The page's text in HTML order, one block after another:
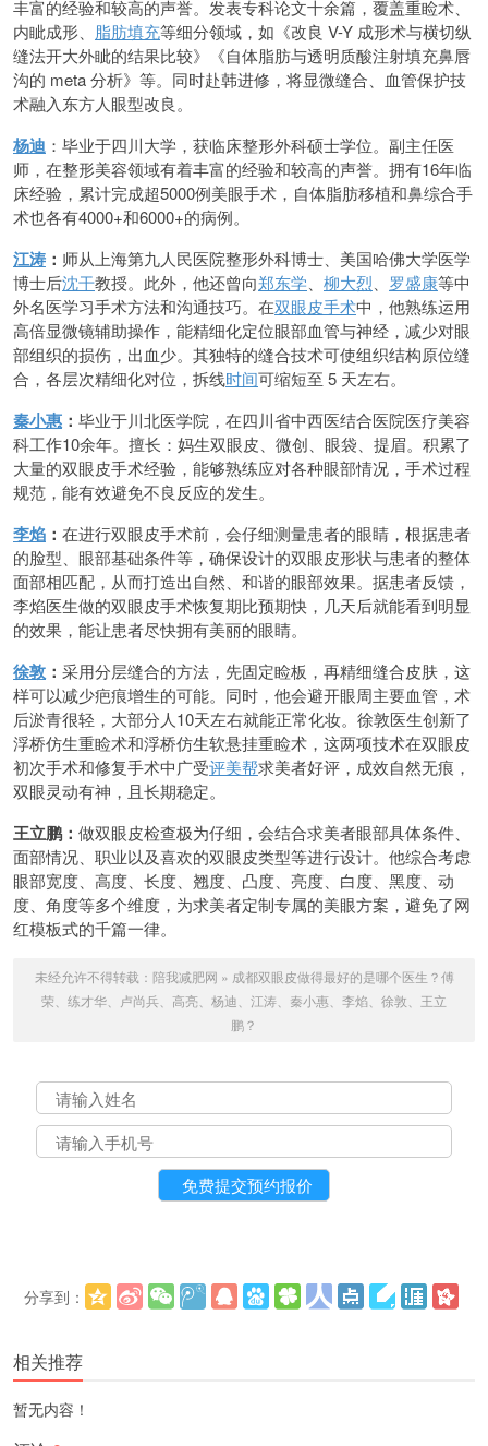
丰富的经验和较高的声誉。发表专科论文十余篇，覆盖重睑术、
内眦成形、 脂肪填充等细分领域，如《改良 V-Y 成形术与横切纵
缝法开大外眦的结果比较》《自体脂肪与透明质酸注射填充鼻唇
沟的 meta 分析》等。同时赴韩进修，将显微缝合、血管保护技
术融入东方人眼型改良。
杨迪 ：毕业于四川大学，获临床整形外科硕士学位。副主任医
师，在整形美容领域有着丰富的经验和较高的声誉。拥有16年临
床经验，累计完成超5000例美眼手术，自体脂肪移植和鼻综合手
术也各有4000+和6000+的病例。
江涛 ： 师从上海第九人民医院整形外科博士、美国哈佛大学医学
博士后沈干教授。此外，他还曾向郑东学 柳大烈 罗盛康等中
外名医学习手术方法和沟通技巧。在双眼皮手术中，他熟练运用
高倍显微镜辅助操作，能精细化定位眼部血管与神经，减少对眼
部组织的损伤，出血少。其独特的缝合技术可使组织结构原位缝
合，各层次精细化对位，拆线时间可缩短至 5 天左右。
秦小惠 ： 毕业于川北医学院，在四川省中西医结合医院医疗美容
科工作10余年。擅长：妈生双眼皮、微创、眼袋、提眉。积累了
大量的双眼皮手术经验，能够熟练应对各种眼部情况，手术过程
规范，能有效避免不良反应的发生。
李焰 ： 在进行双眼皮手术前，会仔细测量患者的眼睛，根据患者
的脸型、眼部基础条件等，确保设计的双眼皮形状与患者的整体
面部相匹配，从而打造出自然、和谐的眼部效果。据患者反馈，
李焰医生做的双眼皮手术恢复期比预期快，几天后就能看到明显
的效果，能让患者尽快拥有美丽的眼睛。
徐敦 ： 采用分层缝合的方法，先固定睑板，再精细缝合皮肤，这
样可以减少疤痕增生的可能。同时，他会避开眼周主要血管，术
后淤青很轻，大部分人10天左右就能正常化妆。徐敦医生创新了
浮桥仿生重睑术和浮桥仿生软悬挂重睑术，这两项技术在双眼皮
初次手术和修复手术中广受评美帮求美者好评，成效自然无痕，
双眼灵动有神，且长期稳定。
王立鹏： 做双眼皮检查极为仔细，会结合求美者眼部具体条件、
面部情况、职业以及喜欢的双眼皮类型等进行设计。他综合考虑
眼部宽度、高度、长度、翘度、凸度、亮度、白度、黑度、动
度、角度等多个维度，为求美者定制专属的美眼方案，避免了网
红模板式的千篇一律。
未经允许不得转载： 陪我减肥网 » 成都双眼皮做得最好的是哪个医生？傅
荣、练才华、卢尚兵、高亮、杨迪、江涛、秦小惠、李焰、徐敦、王立
鹏？
分享到：
相关推荐
暂无内容！